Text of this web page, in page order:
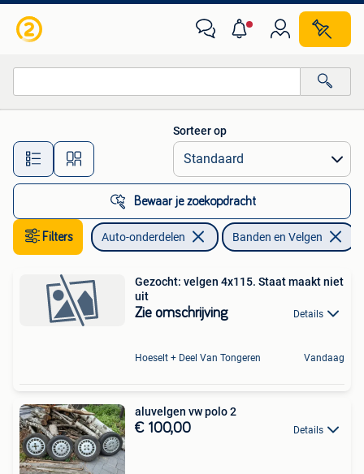
Alle afstanden…
Sorteer op
Bewaar je zoekopdracht
Filters Auto-onderdelen Banden en Velgen
Gezocht: velgen 4x115. Staat maakt niet
uit
Zie omschrijving Details
Hoeselt + Deel Van Tongeren Vandaag
aluvelgen vw polo 2
€ 100,00 Details